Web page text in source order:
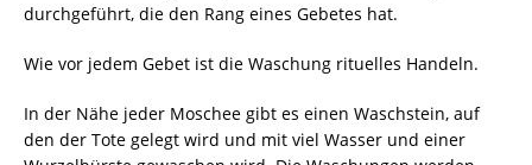
durchgeführt, die den Rang eines Gebetes hat.
Wie vor jedem Gebet ist die Waschung rituelles Handeln.
In der Nähe jeder Moschee gibt es einen Waschstein, auf
den der Tote gelegt wird und mit viel Wasser und einer